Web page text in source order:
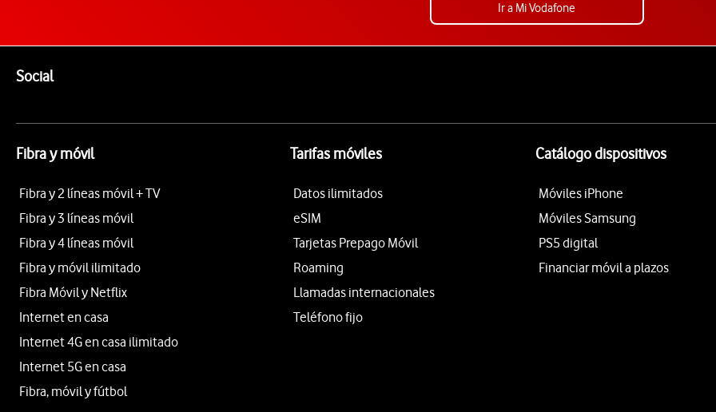
Ir a Mi Vodafone
SocialEnlaces a las redes sociales de Vodafone
Fibra y móvil
Fibra y 2 líneas móvil + TV
Fibra y 3 líneas móvil
Fibra y 4 líneas móvil
Fibra y móvil ilimitado
Fibra Móvil y Netflix
Internet en casa
Internet 4G en casa ilimitado
Internet 5G en casa
Fibra, móvil y fútbol
Tarifas móviles
Datos ilimitados
eSIM
Tarjetas Prepago Móvil
Roaming
Llamadas internacionales
Teléfono fijo
Catálogo dispositivos
Móviles iPhone
Móviles Samsung
PS5 digital
Financiar móvil a plazos